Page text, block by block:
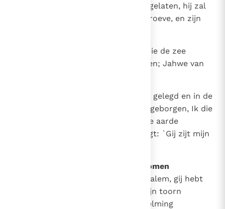
De geknevelde wordt haastig vrijgelaten, hij zal
niet sterven, een prooi voor de groeve, en zijn
Ik immers, Jahwe, ben uw God, die de zee
opjaagt, zodat haar golven bruisen; Jahwe van
Ik heb mijn woorden in uw mond gelegd en in de
schaduw van mijn hand heb Ik u geborgen, Ik die
de hemel heb uitgespannen en de aarde
gegrondvest heb, die tot Sion zegt: `Gij zijt mijn
De lijdenskelk van Sion weggenomen
Ontwaak, ontwaak, sta op, Jeruzalem, gij hebt
uit Jahwe's hand de beker van zijn toorn
gedronken, en de kelk der bedwelming